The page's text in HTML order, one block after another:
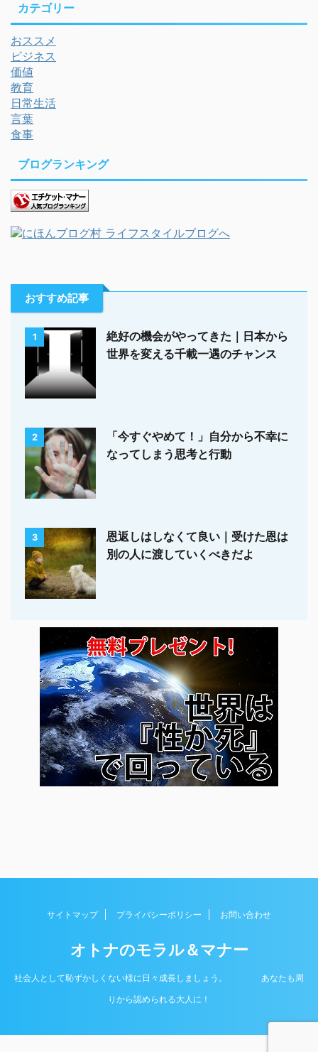
カテゴリー
おススメ
ビジネス
価値
教育
日常生活
言葉
食事
ブログランキング
おすすめ記事
1
絶好の機会がやってきた｜日本から
世界を変える千載一遇のチャンス
2
「今すぐやめて！」自分から不幸に
なってしまう思考と行動
3
恩返しはしなくて良い｜受けた恩は
別の人に渡していくべきだよ
サイトマップ プライバシーポリシー お問い合わせ
オトナのモラル＆マナー
社会人として恥ずかしくない様に日々成長しましょう。 あなたも周
りから認められる大人に！